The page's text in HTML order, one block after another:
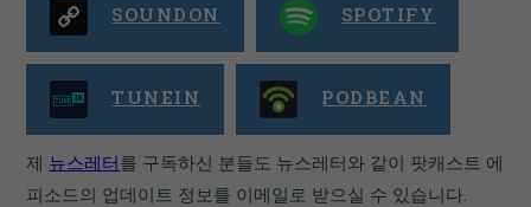
SOUNDON SPOTIFY
TUNEIN PODBEAN
제 뉴스레터를 구독하신 분들도 뉴스레터와 같이 팟캐스트 에
피소드의 업데이트 정보를 이메일로 받으실 수 있습니다.